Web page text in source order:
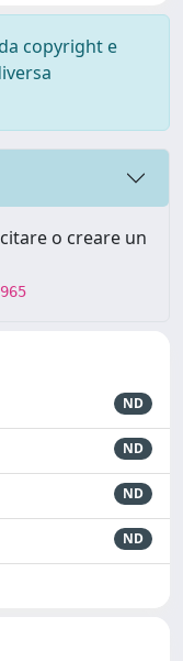
copyright e
o creare un
ND
ND
ND
ND